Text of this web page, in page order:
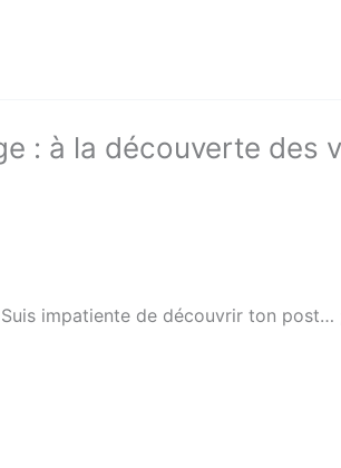
: à la découverte des
impatiente de découvrir ton post…